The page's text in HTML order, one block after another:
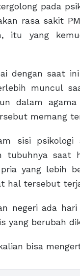
pada
rasa sakit
itu yang
dengan saat
muncul
dalam
memang
sisi
tubuhnya saat
yang lebih
hal tersebut
negeri ada
yang berubah
bisa